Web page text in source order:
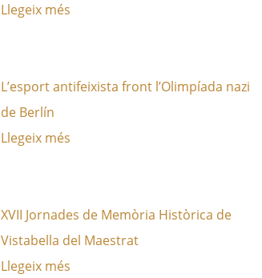
Llegeix més
L’esport antifeixista front l’Olimpíada nazi
de Berlín
Llegeix més
XVII Jornades de Memòria Històrica de
Vistabella del Maestrat
Llegeix més